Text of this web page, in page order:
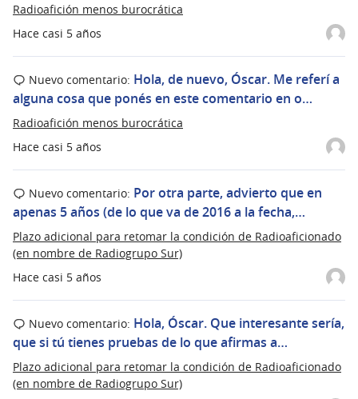
Hace casi 5 años
Radioafición menos burocrática
Hace casi 5 años
Nuevo comentario: Hola, de nuevo, Óscar. Me referí a
alguna cosa que ponés en este comentario en o…
Radioafición menos burocrática
Hace casi 5 años
Nuevo comentario: Por otra parte, advierto que en
apenas 5 años (de lo que va de 2016 a la fecha,…
Plazo adicional para retomar la condición de Radioaficionado
(en nombre de Radiogrupo Sur)
Nuevo comentario: Hola, Óscar. Que interesante sería,
que si tú tienes pruebas de lo que afirmas a…
Plazo adicional para retomar la condición de Radioaficionado
(en nombre de Radiogrupo Sur)